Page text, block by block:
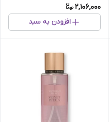
2,106,000
افزودن به سبد